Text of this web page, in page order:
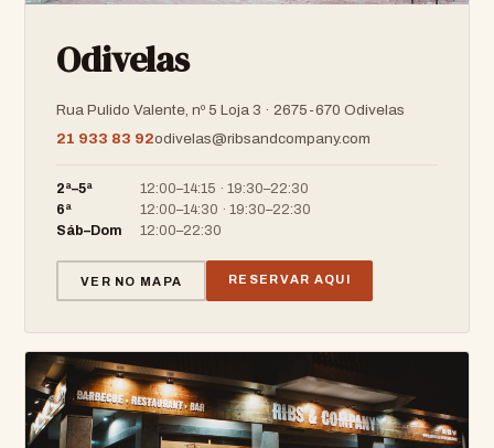
Odivelas
Rua Pulido Valente, nº 5 Loja 3 · 2675-670 Odivelas
21 933 83 92odivelas@ribsandcompany.com
2ª–5ª
12:00–14:15 · 19:30–22:30
6ª
12:00–14:30 · 19:30–22:30
Sáb–Dom
12:00–22:30
VER NO MAPA RESERVAR AQUI